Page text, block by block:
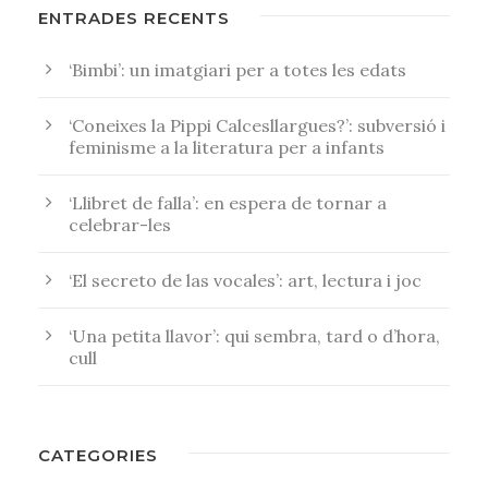
ENTRADES RECENTS
‘Bimbi’: un imatgiari per a totes les edats
‘Coneixes la Pippi Calcesllargues?’: subversió i
feminisme a la literatura per a infants
‘Llibret de falla’: en espera de tornar a
celebrar-les
‘El secreto de las vocales’: art, lectura i joc
‘Una petita llavor’: qui sembra, tard o d’hora,
cull
CATEGORIES